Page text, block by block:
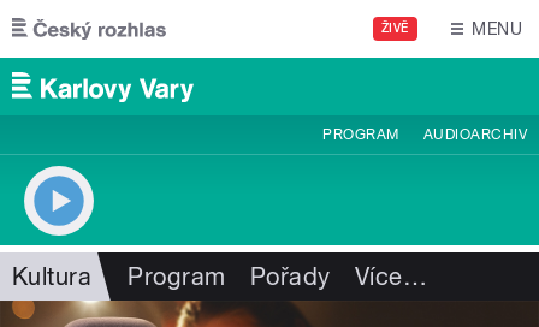
Přejít k hlavnímu obsahu
ŽIVĚ MENU
PROGRAM AUDIOARCHIV
Kultura Program Pořady Více…